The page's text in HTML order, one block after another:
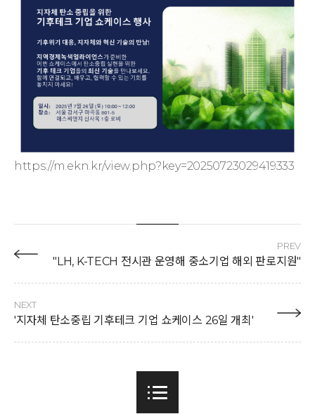
https://m.ekn.kr/view.php?key=20250723029419333
PREV
"LH, K-TECH 전시관 운영해 중소기업 해외 판로지원"
NEXT
'지자체 탄소중립 기후테크 기업 쇼케이스 26일 개최'